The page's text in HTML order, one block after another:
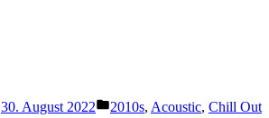
30. August 2022
Veröffentlicht
2010s, Acoustic, Chill Out